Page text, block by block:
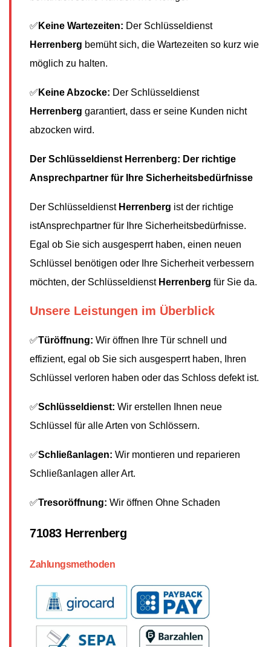
✅ Keine Wartezeiten: Der Schlüsseldienst
Herrenberg bemüht sich, die Wartezeiten so kurz wie
möglich zu halten.
✅ Keine Abzocke: Der Schlüsseldienst
Herrenberg garantiert, dass er seine Kunden nicht
abzocken wird.
Der Schlüsseldienst Herrenberg: Der richtige
Ansprechpartner für Ihre Sicherheitsbedürfnisse
Der Schlüsseldienst Herrenberg ist der richtige
istAnsprechpartner für Ihre Sicherheitsbedürfnisse.
Egal ob Sie sich ausgesperrt haben, einen neuen
Schlüssel benötigen oder Ihre Sicherheit verbessern
möchten, der Schlüsseldienst Herrenberg für Sie da.
Unsere Leistungen im Überblick
✅Türöffnung: Wir öffnen Ihre Tür schnell und
effizient, egal ob Sie sich ausgesperrt haben, Ihren
Schlüssel verloren haben oder das Schloss defekt ist.
✅Schlüsseldienst: Wir erstellen Ihnen neue
Schlüssel für alle Arten von Schlössern.
✅Schließanlagen: Wir montieren und reparieren
Schließanlagen aller Art.
✅Tresoröffnung: Wir öffnen Ohne Schaden
71083 Herrenberg
Zahlungsmethoden